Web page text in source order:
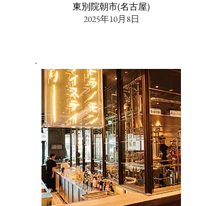
東別院朝市(名古屋)
2025年10月8日